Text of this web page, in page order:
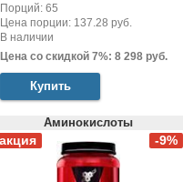
Порций: 65
Цена порции: 137.28 руб.
В наличии
Цена со скидкой 7%: 8 298 руб.
Купить
Аминокислоты